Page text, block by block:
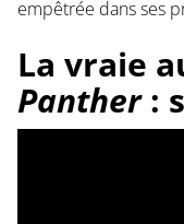
empêtrée dans ses
La vraie
Panther: